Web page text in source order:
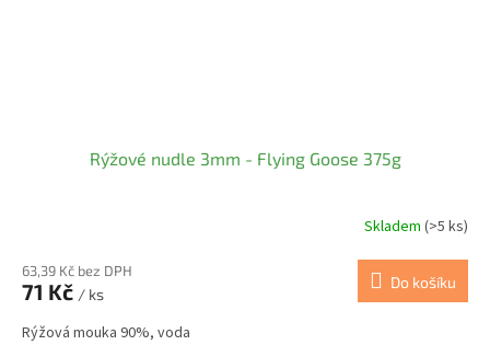
Rýžové nudle 3mm - Flying Goose 375g
Skladem (>5 ks)
63,39 Kč bez DPH
71 Kč / ks
Do košíku
Rýžová mouka 90%, voda